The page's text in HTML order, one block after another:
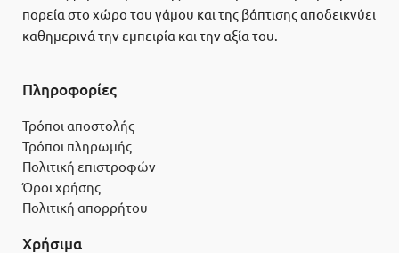
πορεία στο χώρο του γάμου και της βάπτισης αποδεικνύει
καθημερινά την εμπειρία και την αξία του.
Πληροφορίες
Τρόποι αποστολής
Τρόποι πληρωμής
Πολιτική επιστροφών
Όροι χρήσης
Πολιτική απορρήτου
Χρήσιμα